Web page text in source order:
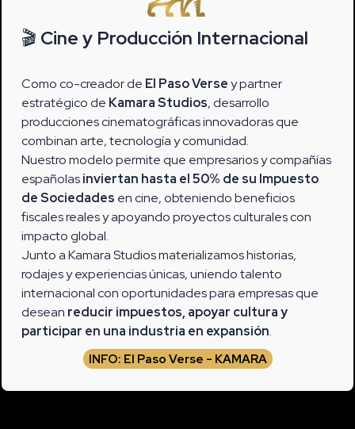
🎬 Cine y Producción Internacional
Como co-creador de El Paso Versey partner
estratégico de Kamara Studios, desarrollo
producciones cinematográficas innovadoras que
combinan arte, tecnología y comunidad.
Nuestro modelo permite que empresarios y compañías
españolasinviertan hasta el 50% de su Impuesto
de Sociedades en cine, obteniendo beneficios
fiscales reales y apoyando proyectos culturales con
impacto global.
Junto a Kamara Studios materializamos historias,
rodajes y experiencias únicas, uniendo talento
internacional con oportunidades para empresas que
desean reducir impuestos, apoyar cultura y
participar en una industria en expansión.
INFO: El Paso Verse - KAMARA